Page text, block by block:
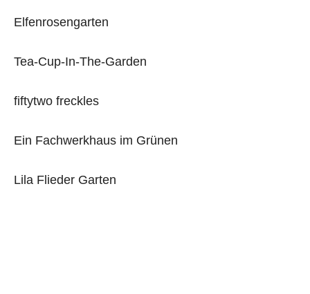
Elfenrosengarten
Tea-Cup-In-The-Garden
fiftytwo freckles
Ein Fachwerkhaus im Grünen
Lila Flieder Garten